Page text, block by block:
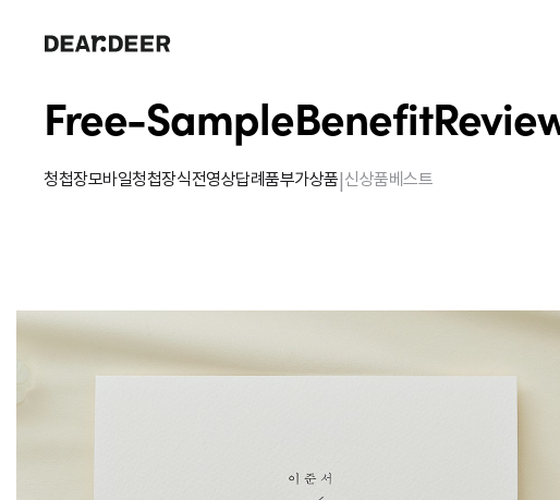
Free-SampleBenefit
청첩장모바일청첩장식전영상답례품부가상품|신상품베스트